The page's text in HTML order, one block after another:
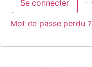
Se connecter
Mot de passe perdu ?